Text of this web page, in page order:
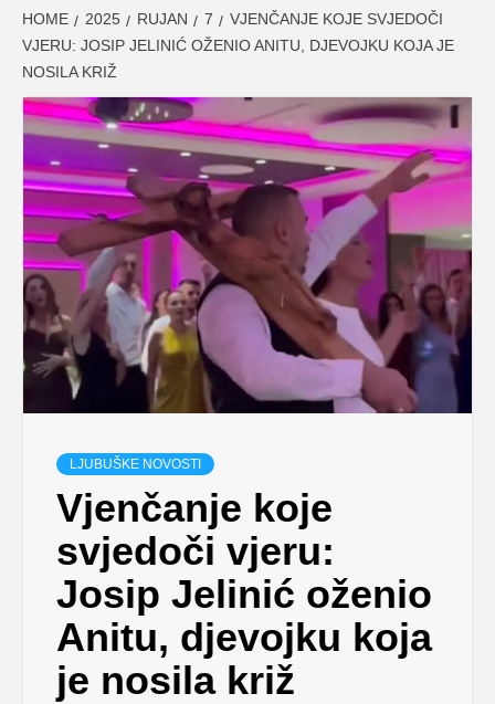
HOME 2025 RUJAN 7
VJENČANJE KOJE SVJEDOČI
VJERU: JOSIP JELINIĆ OŽENIO ANITU, DJEVOJKU KOJA JE
NOSILA KRIŽ
LJUBUŠKE NOVOSTI
Vjenčanje koje
svjedoči vjeru:
Josip Jelinić oženio
Anitu, djevojku koja
je nosila križ